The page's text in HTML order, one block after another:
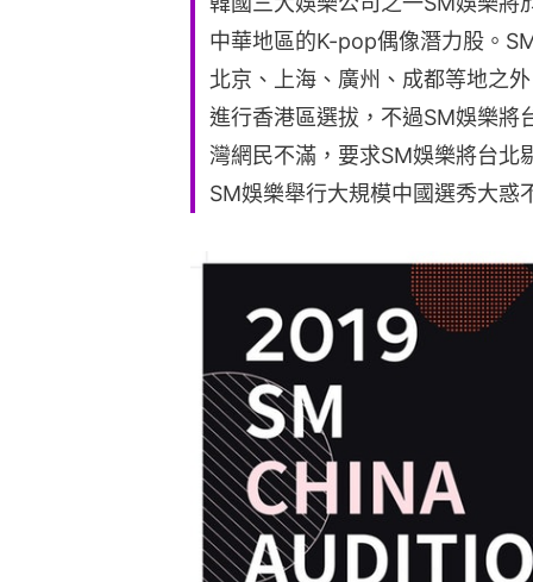
中華地區的K-pop偶像潛力股。
北京、上海、廣州、成都等地之
進行香港區選拔，不過SM娛樂將
灣網民不滿，要求SM娛樂將台北
SM娛樂舉行大規模中國選秀大惑